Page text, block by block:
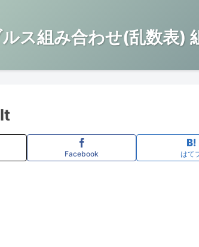
ス組み合わせ(乱数表)
Facebook はて